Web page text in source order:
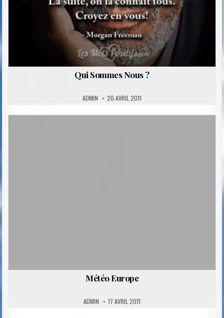
Qui Sommes Nous ?
ADMIN 20 AVRIL 2011
Météo Europe
ADMIN 17 AVRIL 2011